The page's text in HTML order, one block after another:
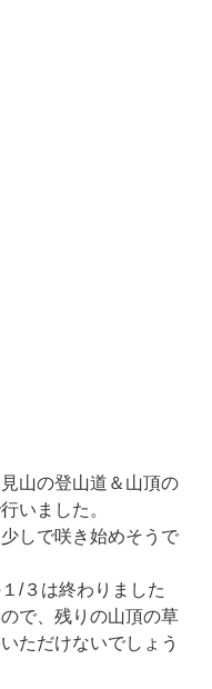
山の登山道＆山頂の
いました。
しで咲き始めそうで
/３は終わりました
で、残りの山頂の草
ただけないでしょう